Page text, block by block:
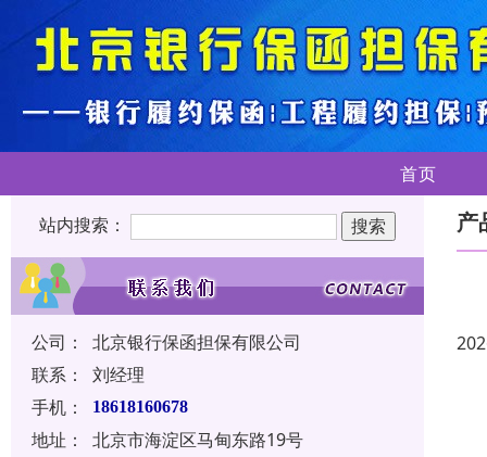
首页
站内搜索：
公司：
北京银行保函担保有限公司
联系：
刘经理
手机：
18618160678
地址：
北京市海淀区马甸东路19号
产